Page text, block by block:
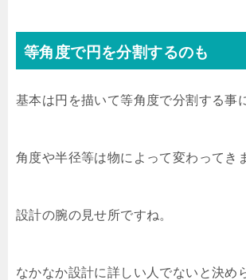
等角度で円を分割するのも
基本は円を描いて等角度で分割する事
角度や半径等は物によって変わってき
設計の腕の見せ所ですね。
なかなか設計に詳しい人でないと決め